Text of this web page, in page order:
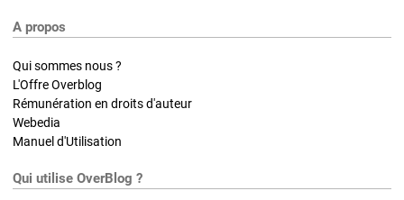
A propos
Qui sommes nous ?
L'Offre Overblog
Rémunération en droits d'auteur
Webedia
Manuel d'Utilisation
Qui utilise OverBlog ?